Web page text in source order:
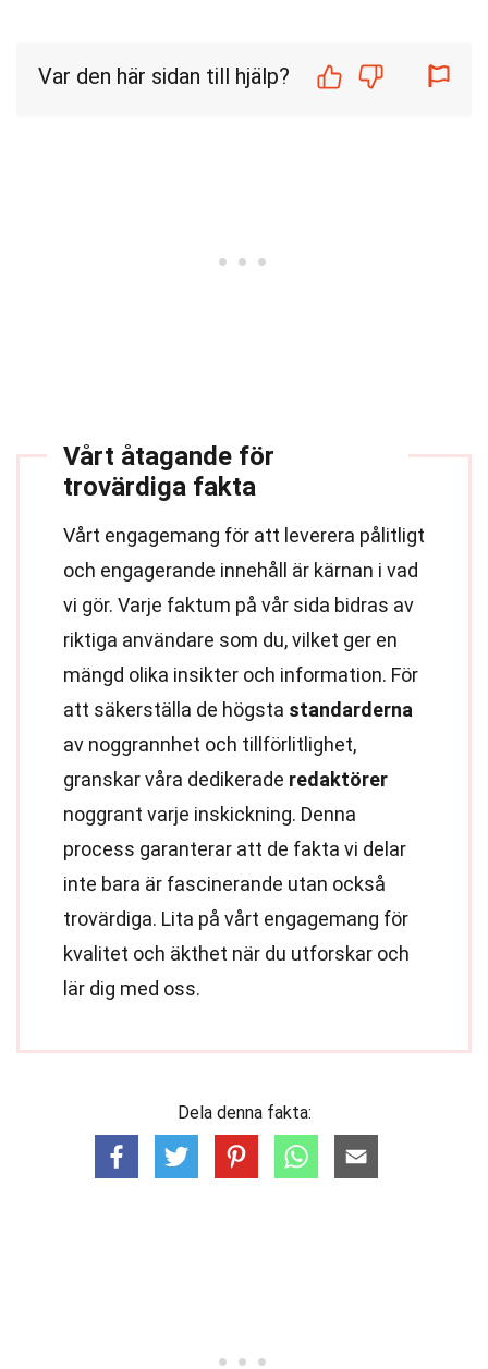
Var den här sidan till hjälp?
Vårt åtagande för
trovärdiga fakta
Vårt engagemang för att leverera pålitligt
och engagerande innehåll är kärnan i vad
vi gör. Varje faktum på vår sida bidras av
riktiga användare som du, vilket ger en
mängd olika insikter och information. För
att säkerställa de högsta standarderna
av noggrannhet och tillförlitlighet,
granskar våra dedikerade redaktörer
noggrant varje inskickning. Denna
process garanterar att de fakta vi delar
inte bara är fascinerande utan också
trovärdiga. Lita på vårt engagemang för
kvalitet och äkthet när du utforskar och
lär dig med oss.
Dela denna fakta: